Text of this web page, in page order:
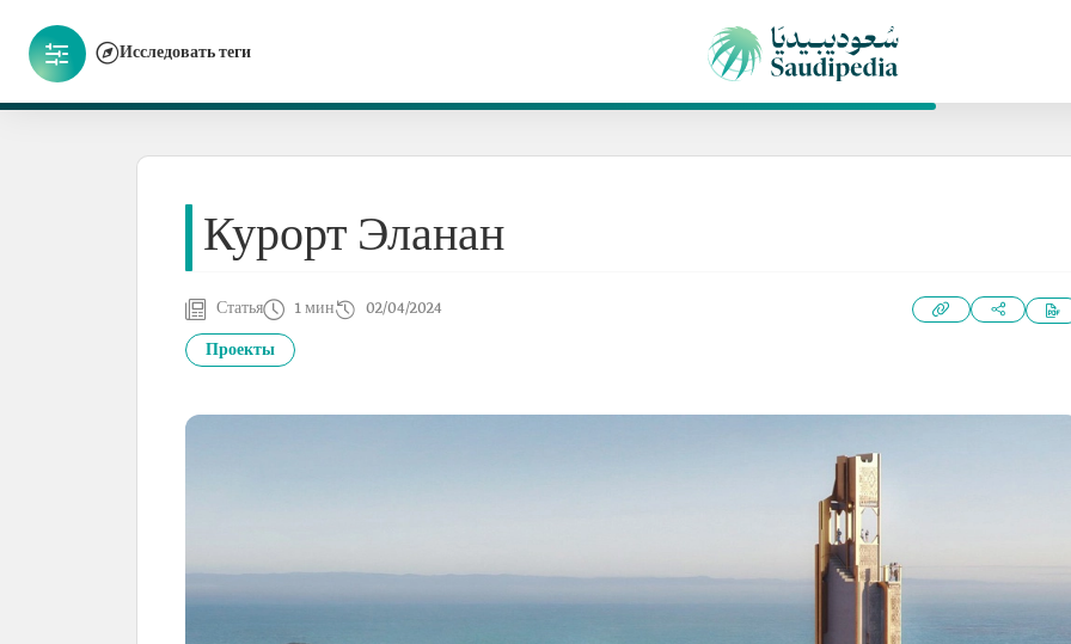
Исследовать теги
Курорт Эланан
Статья 1 мин 02/04/2024
Проекты